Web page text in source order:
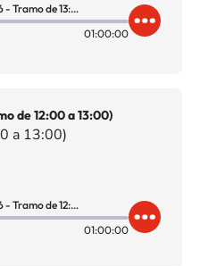
Página 40 (05/08/2026 - Tramo de 13:00 a 14:00)
01:00:00
de 12:00 a 13:00)
a 13:00)
Página 40 (05/08/2026 - Tramo de 12:00 a 13:00)
01:00:00